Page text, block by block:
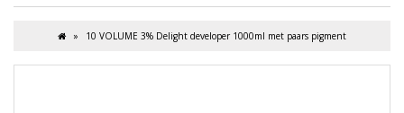
10 VOLUME 3% Delight developer 1000ml met paars pigment